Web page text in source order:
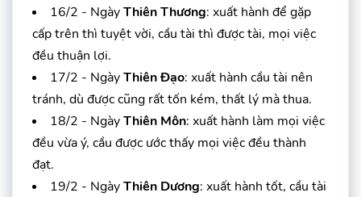
16/2 - NgàyThiên Thương: xuất hành để gặp
cấp trên thì tuyệt vời, cầu tài thì được tài, mọi việc
đều thuận lợi.
17/2 - NgàyThiên Đạo: xuất hành cầu tài nên
tránh, dù được cũng rất tốn kém, thất lý mà thua.
18/2 - NgàyThiên Môn: xuất hành làm mọi việc
đều vừa ý, cầu được ước thấy mọi việc đều thành
đạt.
19/2 - NgàyThiên Dương: xuất hành tốt, cầu tài